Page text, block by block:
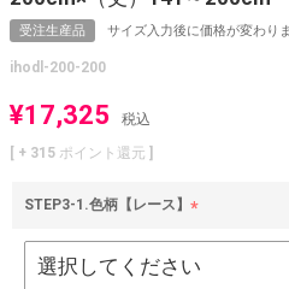
受注生産品 サイズ入力後に価格が変わり
ihodl-200-200
¥17,325
税込
[ + 315 ポイント還元 ]
STEP3-1.色柄【レース】